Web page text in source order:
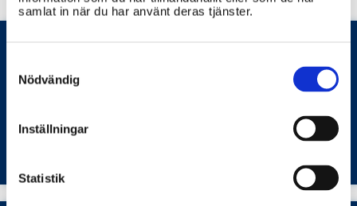
samlat in när du har använt deras tjänster.
Selection
Nödvändig
Inställningar
Statistik
Hur ansöker jag om parkeringstillstånd för